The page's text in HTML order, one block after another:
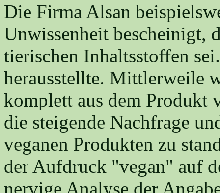
Die Firma Alsan
Unwissenheit bescheinigt,
tierischen Inhaltsstoffen
herausstellte. Mittlerweile
komplett aus dem Produkt
die steigende Nachfrage
veganen Produkten zu
der Aufdruck "vegan" auf
nervige Analyse der